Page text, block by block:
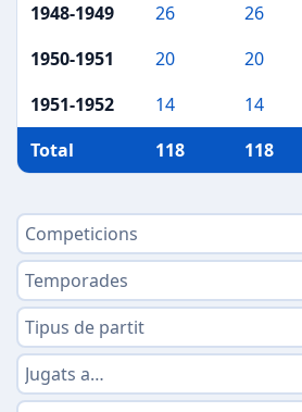
1948-1949
26 26
1950-1951
20 20
1951-1952
14 14
Total
118 118